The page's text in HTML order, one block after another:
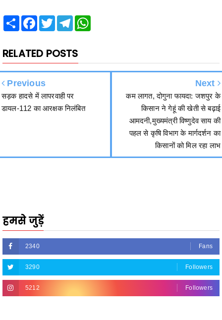
Share Facebook
Twitter Telegram
RELATED POSTS
Previous
सड़क हादसे में लापरवाही पर
डायल-112 का आरक्षक निलंबित
Next
कम लागत, दोगुना फायदा: जशपुर के
किसान ने गेहूं की खेती से बढ़ाई
आमदनी,मुख्यमंत्री विष्णुदेव साय की
पहल से कृषि विभाग के मार्गदर्शन का
किसानों को मिल रहा लाभ
हमसे जुड़ें
2340 Fans
3290 Followers
5212 Followers